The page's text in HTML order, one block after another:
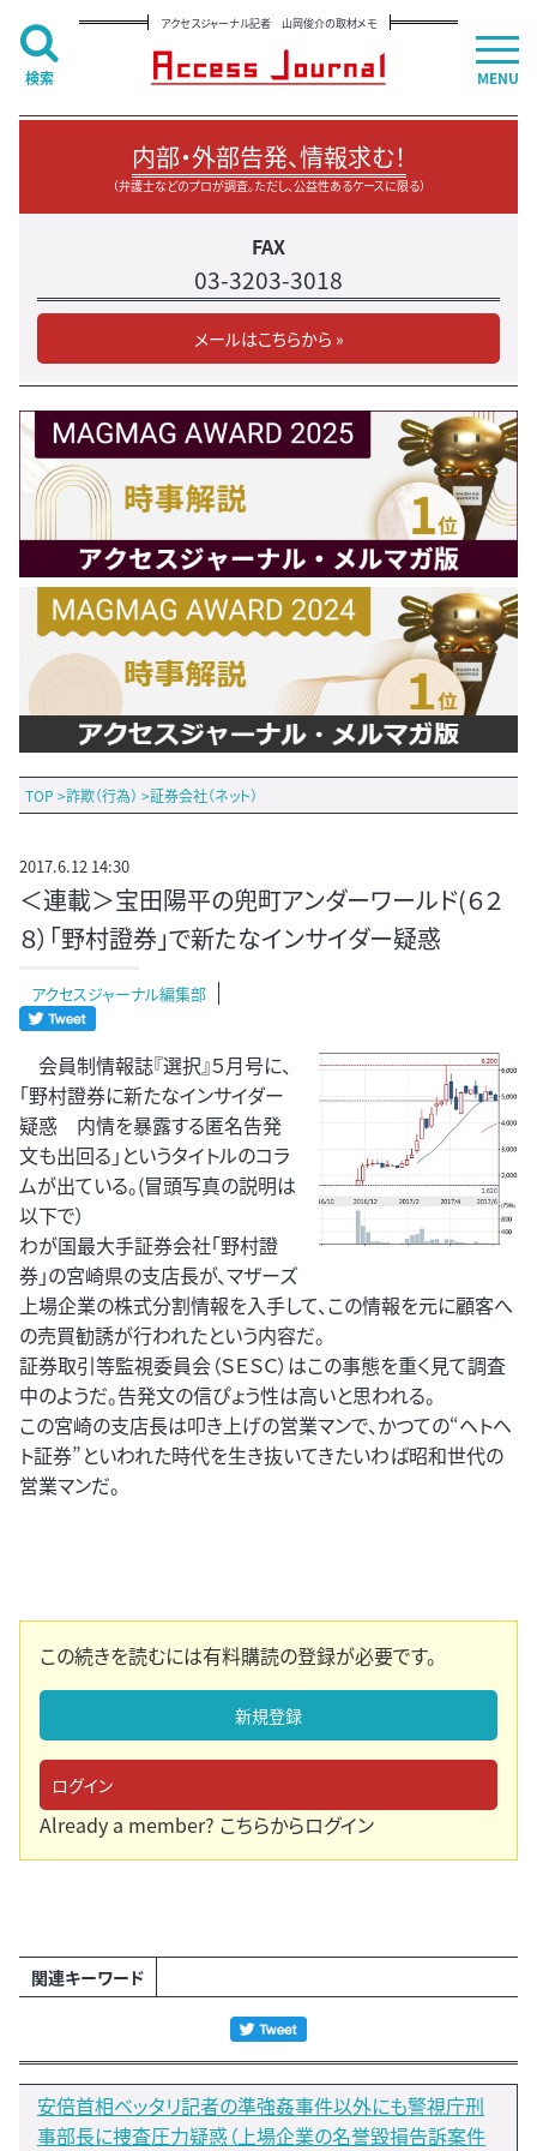
アクセスジャーナル記者 山岡俊介の取材メモ
内部・外部告発、情報求む！
（弁護士などのプロが調査。ただし、公益性あるケースに限る）
FAX
03-3203-3018
メールはこちらから »
TOP >詐欺（行為） >証券会社（ネット）
2017.6.12 14:30
＜連載＞宝田陽平の兜町アンダーワールド(６２
８）「野村證券」で新たなインサイダー疑惑
アクセスジャーナル編集部
会員制情報誌『選択』５月号に、
「野村證券に新たなインサイダー
疑惑 内情を暴露する匿名告発
文も出回る」というタイトルのコラ
ムが出ている。(冒頭写真の説明は
以下で）
わが国最大手証券会社「野村證
券」の宮崎県の支店長が、マザーズ
上場企業の株式分割情報を入手して、この情報を元に顧客へ
の売買勧誘が行われたという内容だ。
証券取引等監視委員会（ＳＥＳＣ）はこの事態を重く見て調査
中のようだ。告発文の信ぴょう性は高いと思われる。
この宮崎の支店長は叩き上げの営業マンで、かつての“ヘトヘ
ト証券”といわれた時代を生き抜いてきたいわば昭和世代の
営業マンだ。
この続きを読むには有料購読の登録が必要です。
新規登録
ログイン
Already a member? こちらからログイン
関連キーワード
安倍首相ベッタリ記者の準強姦事件以外にも警視庁刑
事部長に捜査圧力疑惑（上場企業の名誉毀損告訴案件
MENU
検索